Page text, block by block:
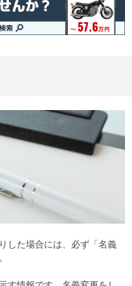
した場合には、必ず「名義